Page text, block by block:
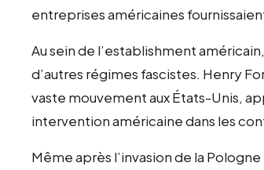
entreprises américaines
Au sein de l’establishment
d’autres régimes fascistes. Henry
vaste mouvement aux États-Unis,
intervention américaine dans les
Même après l’invasion de la